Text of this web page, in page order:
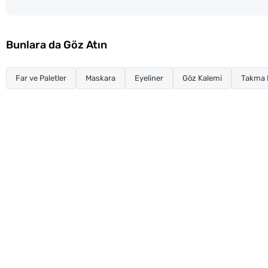
Bunlara da Göz Atın
Far ve Paletler Maskara Eyeliner Göz Kalemi Takma